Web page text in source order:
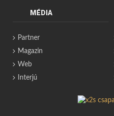
MÉDIA
Partner
Magazin
Web
Interjú